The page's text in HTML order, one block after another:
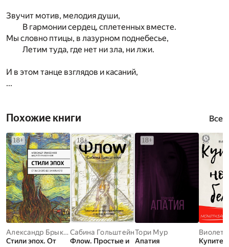
Звучит мотив, мелодия души,
В гармонии сердец, сплетенных вместе.
Мы словно птицы, в лазурном поднебесье,
Летим туда, где нет ни зла, ни лжи.
И в этом танце взглядов и касаний,
...
Похожие книги Все
Александр Брыксенков ,Андрей Брыксенков
Стили эпох. От
Сабина Гольштейн
Флоw. Простые и
Тори Мур
Апатия
Купите